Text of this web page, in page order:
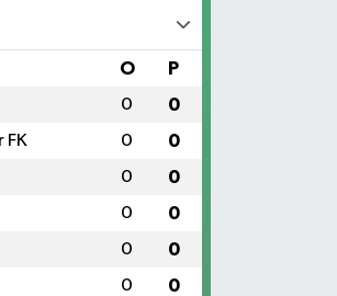
O P
0 0
FK 0 0
0 0
0 0
0 0
0 0